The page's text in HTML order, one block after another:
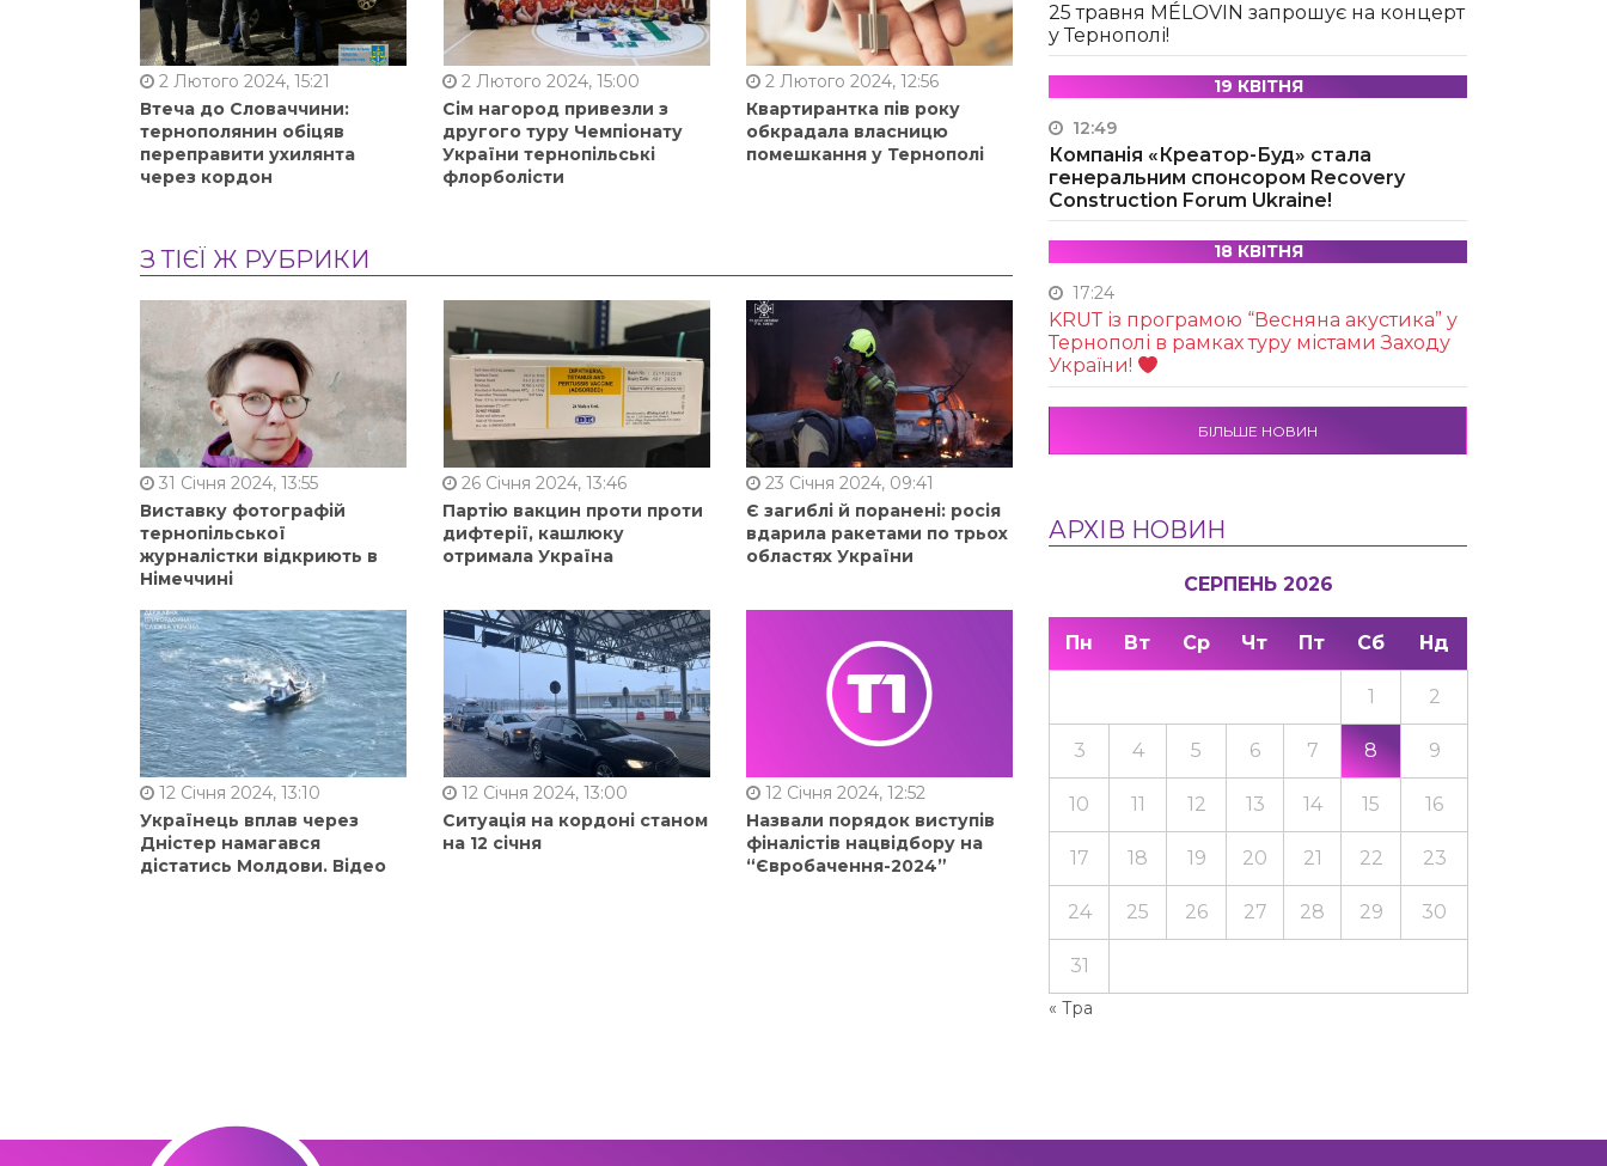
2 Лютого 2024, 15:21
Втеча до Словаччини:
тернополянин обіцяв
переправити ухилянта
через кордон
2 Лютого 2024, 15:00
Сім нагород привезли з
другого туру Чемпіонату
України тернопільські
флорболісти
2 Лютого 2024, 12:56
Квартирантка пів року
обкрадала власницю
помешкання у Тернополі
З ТІЄЇ Ж РУБРИКИ
31 Січня 2024, 13:55
Виставку фотографій
тернопільської
журналістки відкриють в
Німеччині
26 Січня 2024, 13:46
Партію вакцин проти проти
дифтерії, кашлюку
отримала Україна
23 Січня 2024, 09:41
Є загиблі й поранені: росія
вдарила ракетами по трьох
областях України
12 Січня 2024, 13:10
Українець вплав через
Дністер намагався
дістатись Молдови. Відео
12 Січня 2024, 13:00
Ситуація на кордоні станом
на 12 січня
12 Січня 2024, 12:52
Назвали порядок виступів
фіналістів нацвідбору на
“Євробачення-2024”
25 травня MÉLOVIN запрошує на концерт
у Тернополі!
19 КВІТНЯ
12:49
Компанія «Креатор-Буд» стала
генеральним спонсором Recovery
Construction Forum Ukraine!
18 КВІТНЯ
17:24
KRUТ із програмою “Весняна акустика” у
Тернополі в рамках туру містами Заходу
України!
БІЛЬШЕ НОВИН
АРХІВ НОВИН
СЕРПЕНЬ 2026
Пн Вт Ср Чт Пт Сб Нд
« Тра
1 2
3 4 5 6 7 8 9
10 11 12 13 14 15 16
17 18 19 20 21 22 23
24 25 26 27 28 29 30
31